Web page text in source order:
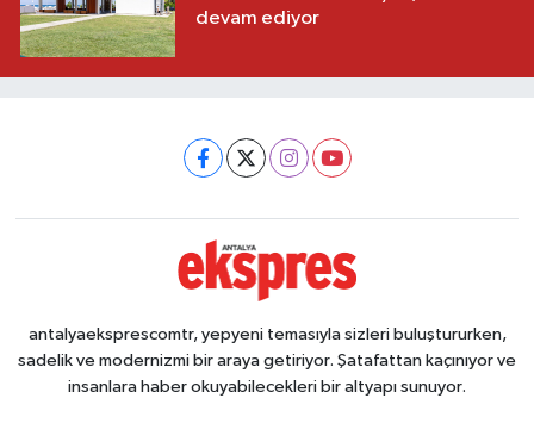
devam ediyor
antalyaeksprescomtr, yepyeni temasıyla sizleri buluştururken,
sadelik ve modernizmi bir araya getiriyor. Şatafattan kaçınıyor ve
insanlara haber okuyabilecekleri bir altyapı sunuyor.